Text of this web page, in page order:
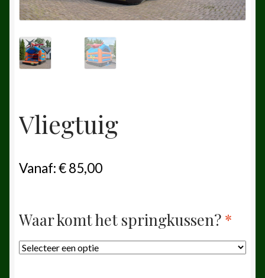
Vliegtuig
Vanaf:€85,00
Waar komt het springkussen? *